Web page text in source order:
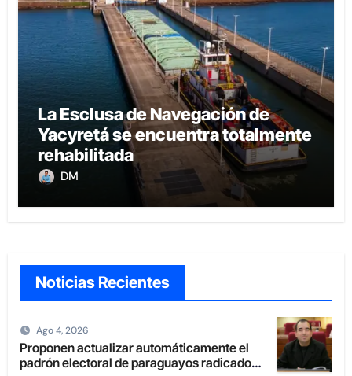
La Esclusa de Navegación de
Yacyretá se encuentra totalmente
rehabilitada
DM
Noticias Recientes
Ago 4, 2026
Proponen actualizar automáticamente el
padrón electoral de paraguayos radicados